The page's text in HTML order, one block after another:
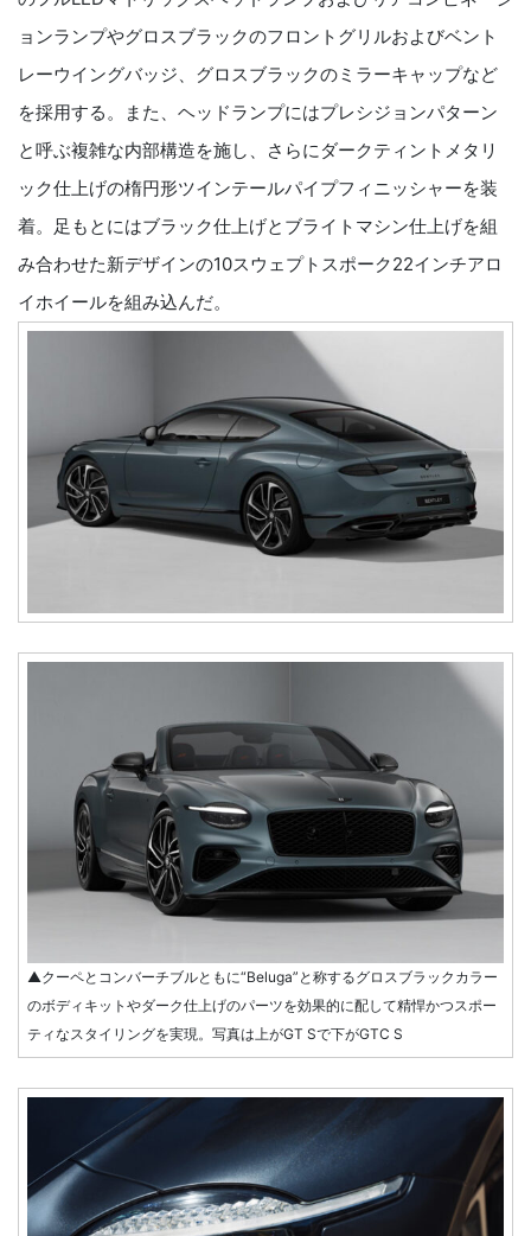
ョンランプやグロスブラックのフロントグリルおよびベント
レーウイングバッジ、グロスブラックのミラーキャップなど
を採用する。また、ヘッドランプにはプレシジョンパターン
と呼ぶ複雑な内部構造を施し、さらにダークティントメタリ
ック仕上げの楕円形ツインテールパイプフィニッシャーを装
着。足もとにはブラック仕上げとブライトマシン仕上げを組
み合わせた新デザインの10スウェプトスポーク22インチアロ
イホイールを組み込んだ。
▲クーペとコンバーチブルともに“Beluga”と称するグロスブラックカラー
のボディキットやダーク仕上げのパーツを効果的に配して精悍かつスポー
ティなスタイリングを実現。写真は上がGT Sで下がGTC S